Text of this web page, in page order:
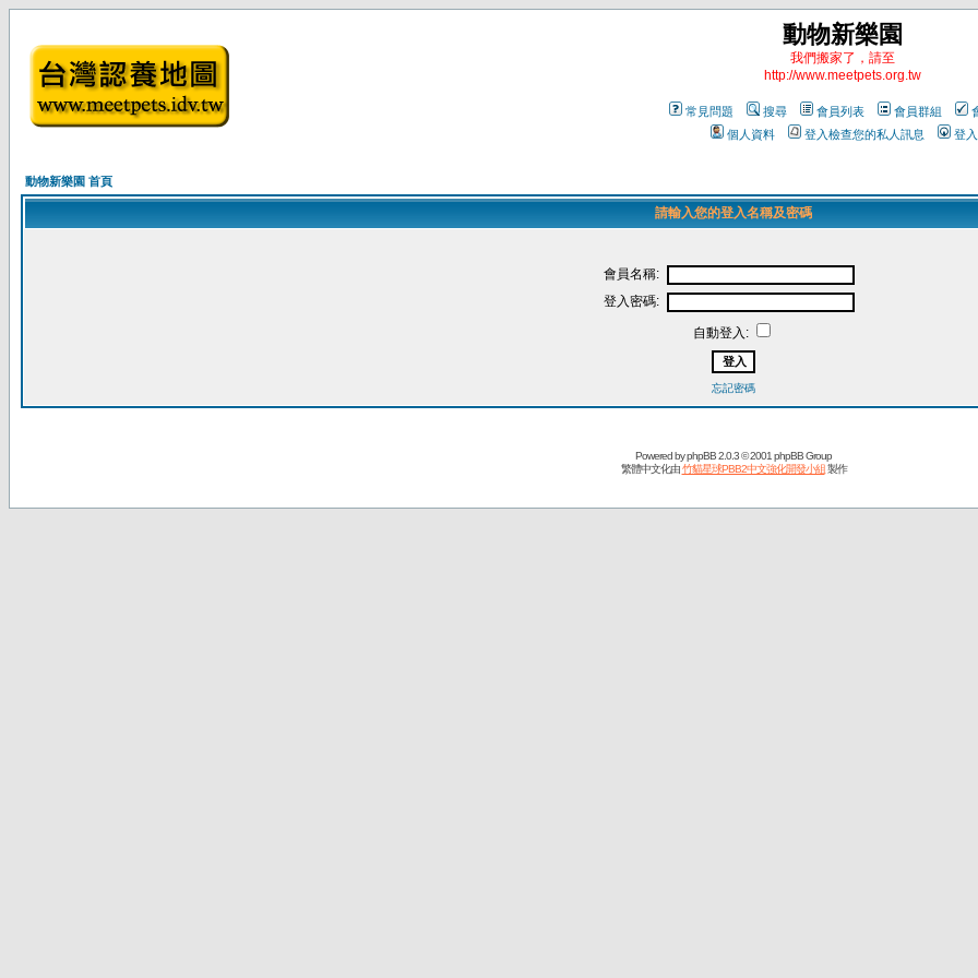
動物新樂園
我們搬家了，請至
http://www.meetpets.org.tw
常見問題 搜尋 會員列表 會員群組
個人資料
登入檢查您的私人訊息 登入
動物新樂園 首頁
請輸入您的登入名稱及密碼
會員名稱:
登入密碼:
自動登入:
忘記密碼
Powered byphpBB2.0.3 © 2001 phpBB Group
繁體中文化由竹貓星球PBB2中文強化開發小組製作